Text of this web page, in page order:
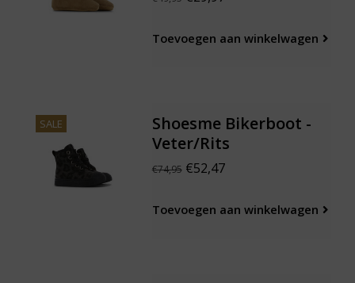
Toevoegen aan winkelwagen
SALE
Shoesme Bikerboot -
Veter/Rits
€74,95€52,47
Toevoegen aan winkelwagen